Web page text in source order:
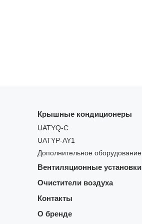
Крышные кондиционеры
UATYQ-C
UATYP-AY1
Дополнительное оборудование
Вентиляционные установки
Очистители воздуха
Контакты
О бренде